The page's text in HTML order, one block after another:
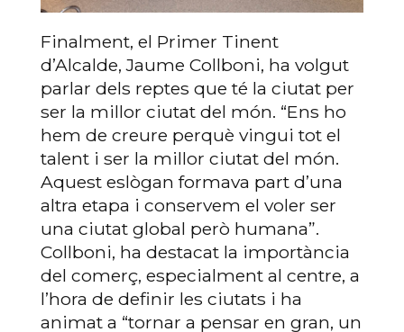
Finalment, el Primer Tinent
d’Alcalde, Jaume Collboni, ha volgut
parlar dels reptes que té la ciutat per
ser la millor ciutat del món. “Ens ho
hem de creure perquè vingui tot el
talent i ser la millor ciutat del món.
Aquest eslògan formava part d’una
altra etapa i conservem el voler ser
una ciutat global però humana”.
Collboni, ha destacat la importància
del comerç, especialment al centre, a
l’hora de definir les ciutats i ha
animat a “tornar a pensar en gran, un